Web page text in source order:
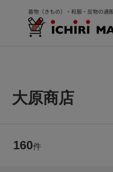
大原商店
160件